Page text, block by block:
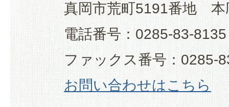
真岡市荒町5191番地 本
電話番号：0285-83-8135
ファックス番号：0285-
お問い合わせはこちら